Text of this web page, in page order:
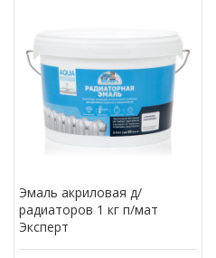
Эмаль акриловая д/
радиаторов 1 кг п/мат
Эксперт